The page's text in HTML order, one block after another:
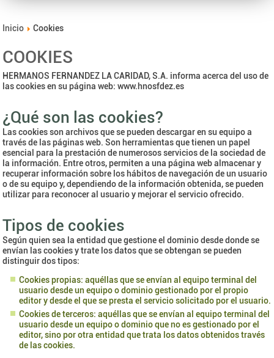
Inicio Cookies
COOKIES
HERMANOS FERNANDEZ LA CARIDAD, S.A. informa acerca del uso de
las cookies en su página web: www.hnosfdez.es
¿Qué son las cookies?
Las cookies son archivos que se pueden descargar en su equipo a
través de las páginas web. Son herramientas que tienen un papel
esencial para la prestación de numerosos servicios de la sociedad de
la información. Entre otros, permiten a una página web almacenar y
recuperar información sobre los hábitos de navegación de un usuario
o de su equipo y, dependiendo de la información obtenida, se pueden
utilizar para reconocer al usuario y mejorar el servicio ofrecido.
Tipos de cookies
Según quien sea la entidad que gestione el dominio desde donde se
envían las cookies y trate los datos que se obtengan se pueden
distinguir dos tipos:
Cookies propias: aquéllas que se envían al equipo terminal del
usuario desde un equipo o dominio gestionado por el propio
editor y desde el que se presta el servicio solicitado por el usuario.
Cookies de terceros: aquéllas que se envían al equipo terminal del
usuario desde un equipo o dominio que no es gestionado por el
editor, sino por otra entidad que trata los datos obtenidos través
de las cookies.